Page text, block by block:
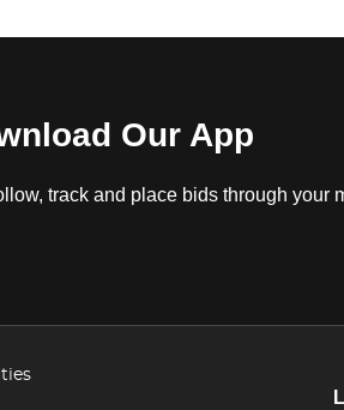
Our App
track and place bids through your